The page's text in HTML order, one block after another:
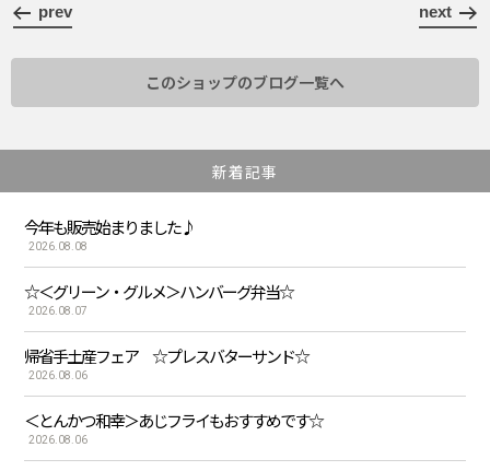
prev next
このショップのブログ一覧へ
新着記事
今年も販売始まりました♪
2026.08.08
☆＜グリーン・グルメ＞ハンバーグ弁当☆
2026.08.07
帰省手土産フェア ☆プレスバターサンド☆
2026.08.06
＜とんかつ和幸＞あじフライもおすすめです☆
2026.08.06